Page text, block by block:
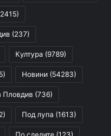
(237)
Култура (9789)
Новини (54283)
Пловдив (736)
Под лупа (1613)